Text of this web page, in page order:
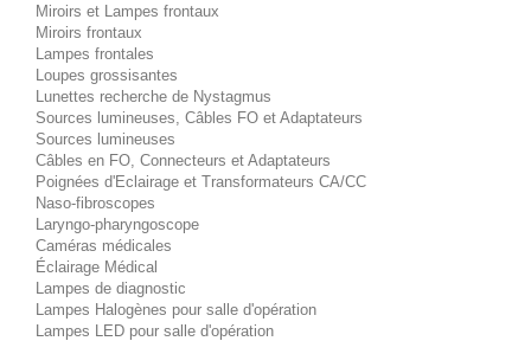
Miroirs et Lampes frontaux
Miroirs frontaux
Lampes frontales
Loupes grossisantes
Lunettes recherche de Nystagmus
Sources lumineuses, Câbles FO et Adaptateurs
Sources lumineuses
Câbles en FO, Connecteurs et Adaptateurs
Poignées d'Eclairage et Transformateurs CA/CC
Naso-fibroscopes
Laryngo-pharyngoscope
Caméras médicales
Éclairage Médical
Lampes de diagnostic
Lampes Halogènes pour salle d'opération
Lampes LED pour salle d'opération